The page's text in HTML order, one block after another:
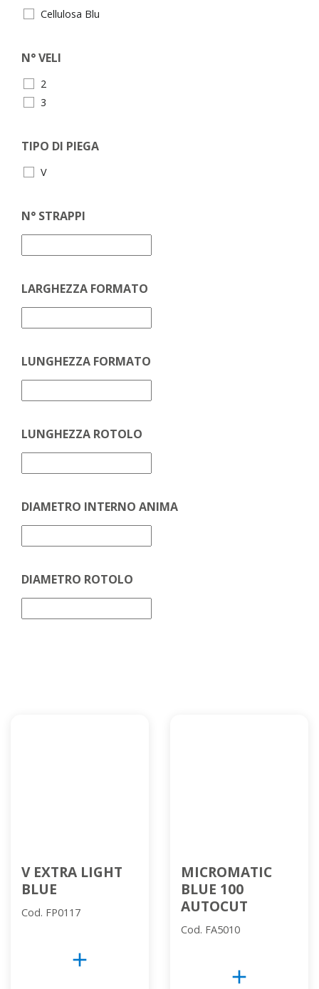
Cellulosa Blu
N° VELI
2
3
TIPO DI PIEGA
V
N° STRAPPI
LARGHEZZA FORMATO
LUNGHEZZA FORMATO
LUNGHEZZA ROTOLO
DIAMETRO INTERNO ANIMA
DIAMETRO ROTOLO
V EXTRA LIGHT
BLUE
Cod. FP0117
add
MICROMATIC
BLUE 100
AUTOCUT
Cod. FA5010
add